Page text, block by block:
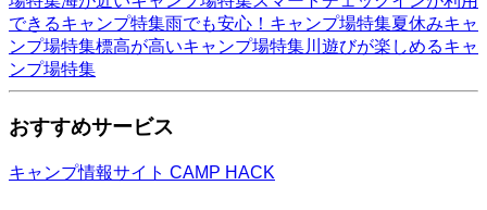
できるキャンプ特集雨でも安心！キャンプ場特集夏休みキャ
ンプ場特集標高が高いキャンプ場特集川遊びが楽しめるキャ
ンプ場特集
おすすめサービス
キャンプ情報サイト CAMP HACK